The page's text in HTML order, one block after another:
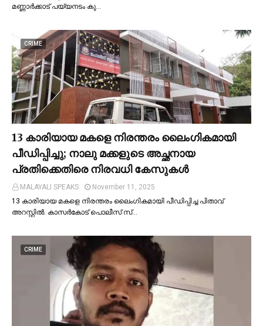
മണ്ണാർക്കാട് പയ്യനടം കു…
CRIME
13 കാരിയായ മകളെ നിരന്തരം ലൈംഗികമായി
പീഡിപ്പിച്ചു; നാലു മക്കളുടെ അച്ഛനായ
പ്രതിക്കെതിരെ നിരവധി കേസുകള്‍
MALAYALI SPEAKS
November 11, 2025
13 കാരിയായ മകളെ നിരന്തരം ലൈംഗികമായി പീഡിപ്പിച്ച പിതാവ്
അറസ്റ്റില്‍. കാസർകോട് പൊലീസ് സ്…
CRIME